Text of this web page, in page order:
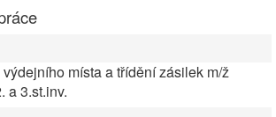
místa a třídění zásilek m/ž
a 3.st.inv.